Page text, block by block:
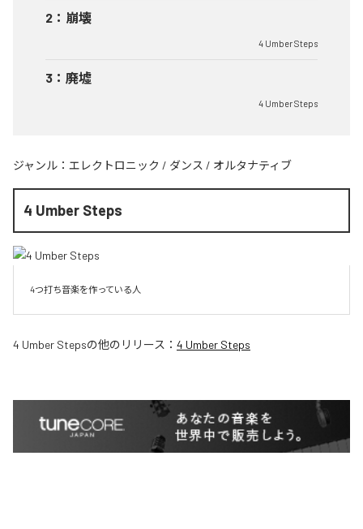
2 ： 崩壊
4 Umber Steps
3 ： 廃墟
4 Umber Steps
ジャンル： エレクトロニック / ダンス / オルタナティブ
4 Umber Steps
4つ打ち音楽を作っている人
4 Umber Stepsの他のリリース： 4 Umber Steps